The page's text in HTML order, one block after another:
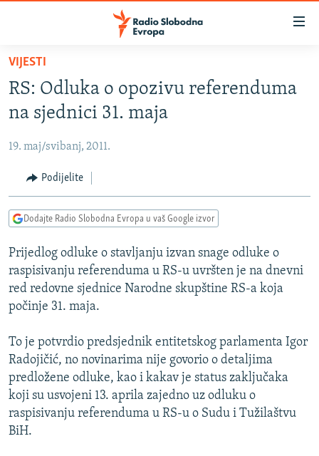
Pređite
glavni
sadržaj
na
navigaciju
Pređite
na
BOSNA I HERCEGOVINA
SRBIJA
KOSOVO
CRNA GORA
VIDEO
FOTOGALERIJE
INFOGRAFIKE
PODCASTI
RAT U UKRAJINI
KINA NA BALKANU
RSE PRIČE IZ SVIJETA
ISPRIČAJ MI
DNEVNO@RSE
SPECIJALI RSE
VIŠE OD NASLOVA
GENOCID U SREBRENICI
PRATITE NAS
VIJESTI
RS: Odluka o opozivu referenduma
na sjednici 31. maja
19. maj/svibanj, 2011.
Podijelite
Dodajte Radio Slobodna Evropa u vaš Google izvor
Prijedlog odluke o stavljanju izvan snage odluke o
raspisivanju referenduma u RS-u uvršten je na dnevni
red redovne sjednice Narodne skupštine RS-a koja
počinje 31. maja.
To je potvrdio predsjednik entitetskog parlamenta Igor
Radojičić, no novinarima nije govorio o detaljima
predložene odluke, kao i kakav je status zaključaka
koji su usvojeni 13. aprila zajedno uz odluku o
raspisivanju referenduma u RS-u o Sudu i Tužilaštvu
BiH.